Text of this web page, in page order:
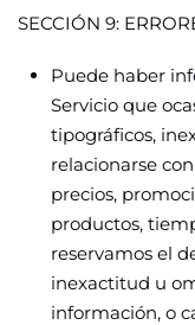
SECCIÓN 9:
Puede haber
Servicio que
tipográficos,
relacionarse
precios,
productos,
reservamos el
inexactitud u
información, o